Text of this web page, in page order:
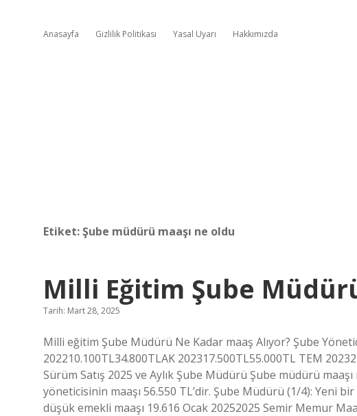
Anasayfa Gizlilik Politikası Yasal Uyarı Hakkımızda
Etiket:Şube müdürü maaşı ne oldu
Milli Eğitim Şube
Tarih: Mart 28, 2025
Milli eğitim Şube Müdürü Ne Kadar maaş Alıyor? Şube
202210.100TL34.800TLAK 202317.500TL55.000TL TEM
Sürüm Satış 2025 ve Aylık Şube Müdürü Şube müdürü
yöneticisinin maaşı 56.550 TL’dir. Şube Müdürü (1/4): Yeni
düşük emekli maaşı 19.616 Ocak 20252025 Semir Memur